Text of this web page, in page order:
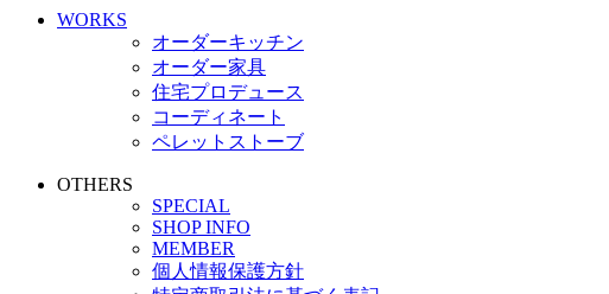
WORKS
オーダーキッチン
オーダー家具
住宅プロデュース
コーディネート
ペレットストーブ
OTHERS
SPECIAL
SHOP INFO
MEMBER
個人情報保護方針